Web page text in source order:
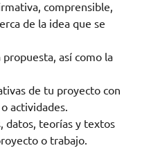
comprensible,
de la idea que se
así como la
de tu proyecto con
actividades.
datos, teorías y textos
o trabajo.